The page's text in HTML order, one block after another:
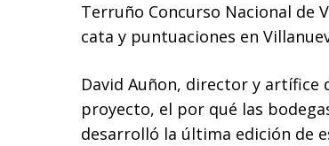
Terruño Concurso Nacional de
cata y puntuaciones en
David Auñon, director y artífice
proyecto, el por qué las
desarrolló la última edición de